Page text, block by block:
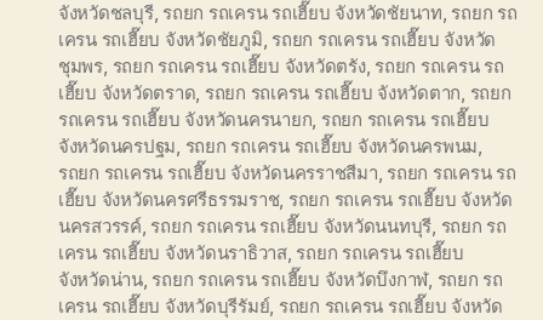
จังหวัดชลบุรี, รถยก รถเครน รถเฮี๊ยบ จังหวัดชัยนาท, รถยก รถ
เครน รถเฮี๊ยบ จังหวัดชัยภูมิ, รถยก รถเครน รถเฮี๊ยบ จังหวัด
ชุมพร, รถยก รถเครน รถเฮี๊ยบ จังหวัดตรัง, รถยก รถเครน รถ
เฮี๊ยบ จังหวัดตราด, รถยก รถเครน รถเฮี๊ยบ จังหวัดตาก, รถยก
รถเครน รถเฮี๊ยบ จังหวัดนครนายก, รถยก รถเครน รถเฮี๊ยบ
จังหวัดนครปฐม, รถยก รถเครน รถเฮี๊ยบ จังหวัดนครพนม,
รถยก รถเครน รถเฮี๊ยบ จังหวัดนครราชสีมา, รถยก รถเครน รถ
เฮี๊ยบ จังหวัดนครศรีธรรมราช, รถยก รถเครน รถเฮี๊ยบ จังหวัด
นครสวรรค์, รถยก รถเครน รถเฮี๊ยบ จังหวัดนนทบุรี, รถยก รถ
เครน รถเฮี๊ยบ จังหวัดนราธิวาส, รถยก รถเครน รถเฮี๊ยบ
จังหวัดน่าน, รถยก รถเครน รถเฮี๊ยบ จังหวัดบึงกาฬ, รถยก รถ
เครน รถเฮี๊ยบ จังหวัดบุรีรัมย์, รถยก รถเครน รถเฮี๊ยบ จังหวัด